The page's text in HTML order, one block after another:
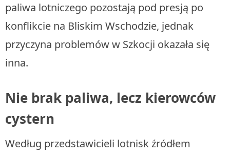
paliwa lotniczego pozostają pod presją po
konflikcie na Bliskim Wschodzie, jednak
przyczyna problemów w Szkocji okazała się
inna.
Nie brak paliwa, lecz kierowców
cystern
Według przedstawicieli lotnisk źródłem